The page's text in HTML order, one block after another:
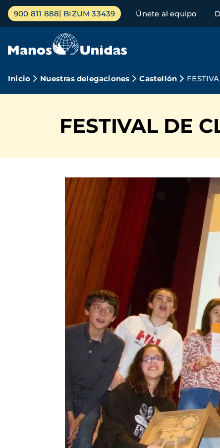
Pasar
contenido
Menú
principal
900 811 888 BIZUM 33439 Únete al equipo
Ruta
navegación
Inicio Nuestras delegaciones Castellón
FESTIVAL DE